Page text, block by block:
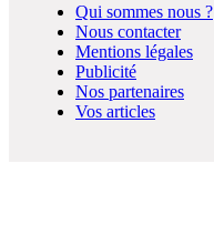
Qui sommes nous ?
Nous contacter
Mentions légales
Publicité
Nos partenaires
Vos articles